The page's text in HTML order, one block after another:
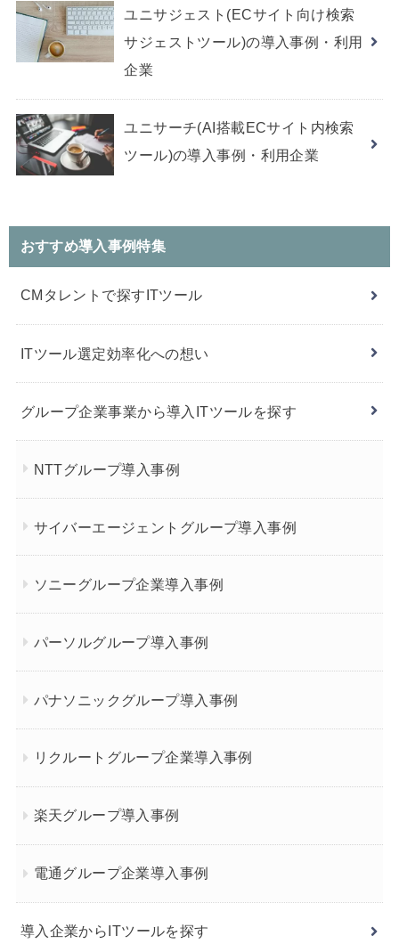
ユニサジェスト(ECサイト向け検索
サジェストツール)の導入事例・利用
企業
ユニサーチ(AI搭載ECサイト内検索
ツール)の導入事例・利用企業
おすすめ導入事例特集
CMタレントで探すITツール
ITツール選定効率化への想い
グループ企業事業から導入ITツールを探す
NTTグループ導入事例
サイバーエージェントグループ導入事例
ソニーグループ企業導入事例
パーソルグループ導入事例
パナソニックグループ導入事例
リクルートグループ企業導入事例
楽天グループ導入事例
電通グループ企業導入事例
導入企業からITツールを探す